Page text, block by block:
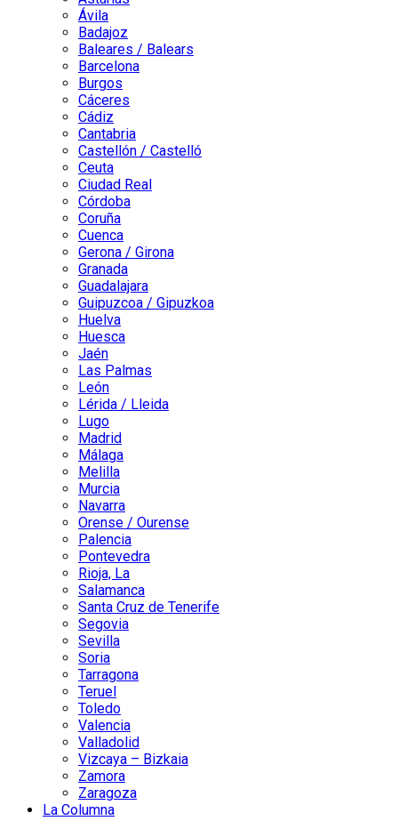
Ávila
Badajoz
Baleares / Balears
Barcelona
Burgos
Cáceres
Cádiz
Cantabria
Castellón / Castelló
Ceuta
Ciudad Real
Córdoba
Coruña
Cuenca
Gerona / Girona
Granada
Guadalajara
Guipuzcoa / Gipuzkoa
Huelva
Huesca
Jaén
Las Palmas
León
Lérida / Lleida
Lugo
Madrid
Málaga
Melilla
Murcia
Navarra
Orense / Ourense
Palencia
Pontevedra
Rioja, La
Salamanca
Santa Cruz de Tenerife
Segovia
Sevilla
Soria
Tarragona
Teruel
Toledo
Valencia
Valladolid
Vizcaya – Bizkaia
Zamora
Zaragoza
La Columna